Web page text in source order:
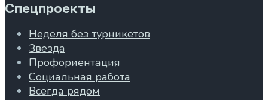
Спецпроекты
Неделя без турникетов
Звезда
Профориентация
Социальная работа
Всегда рядом